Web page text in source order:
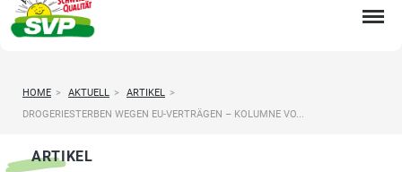
HOME > AKTUELL > ARTIKEL >
DROGERIESTERBEN WEGEN EU-VERTRÄGEN – KOLUMNE VO...
ARTIKEL